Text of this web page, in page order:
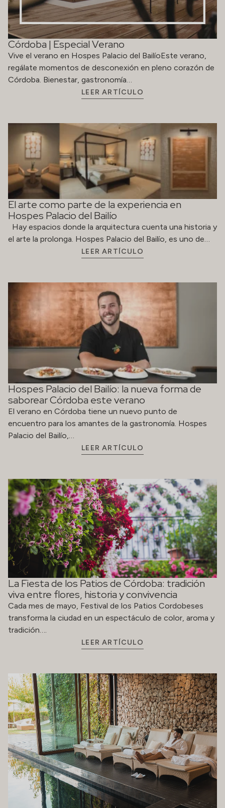
Córdoba | Especial Verano
Vive el verano en Hospes Palacio del BailíoEste verano,
regálate momentos de desconexión en pleno corazón de
Córdoba. Bienestar, gastronomía…
LEER ARTÍCULO
El arte como parte de la experiencia en
Hospes Palacio del Bailío
Hay espacios donde la arquitectura cuenta una historia y
el arte la prolonga. Hospes Palacio del Bailío, es uno de…
LEER ARTÍCULO
Hospes Palacio del Bailío: la nueva forma de
saborear Córdoba este verano
El verano en Córdoba tiene un nuevo punto de
encuentro para los amantes de la gastronomía. Hospes
LEER ARTÍCULO
La Fiesta de los Patios de Córdoba: tradición
viva entre flores, historia y convivencia
Cada mes de mayo, Festival de los Patios Cordobeses
transforma la ciudad en un espectáculo de color, aroma y
tradición….
LEER ARTÍCULO
Relajación y bienestar: descubre los exclusivos
Spa Bodyna
En un mundo donde el ritmo diario nos empuja
constantemente, encontrar espacios dedicados al
bienestar se convierte en una necesidad….
LEER ARTÍCULO